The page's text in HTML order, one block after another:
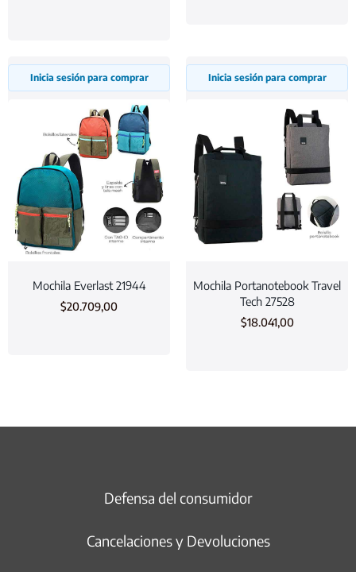
Inicia sesión para comprar
Mochila Everlast 21944
$20.709,00
Inicia sesión para comprar
Mochila Portanotebook Travel
Tech 27528
$18.041,00
Defensa del consumidor
Cancelaciones y Devoluciones